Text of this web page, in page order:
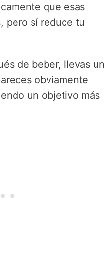
que esas
pero sí reduce tu
de beber, llevas un
obviamente
un objetivo más